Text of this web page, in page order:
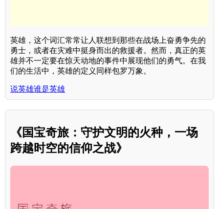
英雄，这个词汇常常让人联想到那些在战场上奋勇争先的
勇士，或者在灾难中挺身而出的救援者。然而，真正的英
雄并不一定要在惊天动地的事件中展现他们的勇气。在我
们的生活中，英雄的定义同样包罗万象。
说英雄谁是英雄
《国宝奇旅：守护文明的火种，一场
跨越时空的信仰之战》